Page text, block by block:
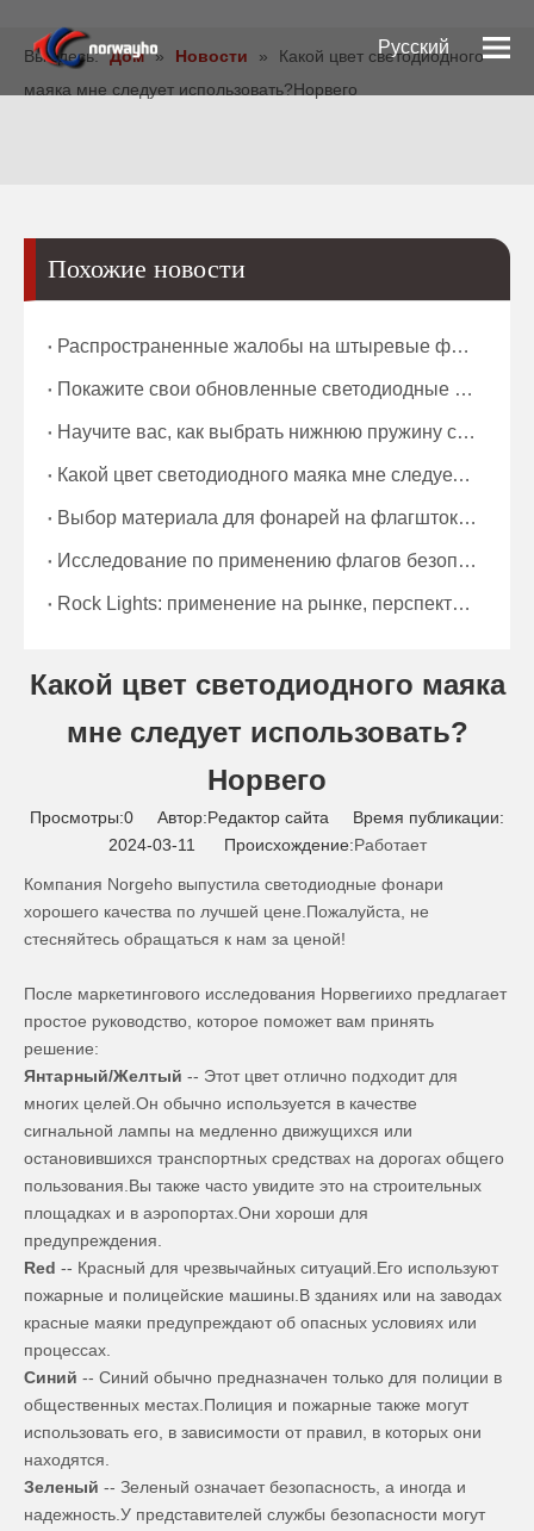
Pусский
Вы здесь: Дом » Новости »
Какой цвет светодиодного
маяка мне следует использовать?Норвего
Похожие новости
Распространенные жалобы на штыревые фонари для горнодобывающей промышленности и способы их решения на нашем заводе Введение
Покажите свои обновленные светодиодные фонари
Научите вас, как выбрать нижнюю пружину светодиодного фонаря.
Какой цвет светодиодного маяка мне следует использовать?Норвего
Выбор материала для фонарей на флагштоке и выбор светодиодного источника света
Исследование по применению флагов безопасности горных работ: обеспечение жизнеспособности горняков. Введение
Rock Lights: применение на рынке, перспективы на будущее и условия окружающей среды
Какой цвет светодиодного маяка
мне следует использовать?
Норвего
Просмотры:0 Автор:Pедактор сайта Время публикации:
2024-03-11 Происхождение:Работает
Компания Norgeho выпустила светодиодные фонари
хорошего качества по лучшей цене.Пожалуйста, не
стесняйтесь обращаться к нам за ценой!
После маркетингового исследования Норвегиихо предлагает
простое руководство, которое поможет вам принять
решение:
Янтарный/Желтый -- Этот цвет отлично подходит для
многих целей.Он обычно используется в качестве
сигнальной лампы на медленно движущихся или
остановившихся транспортных средствах на дорогах общего
пользования.Вы также часто увидите это на строительных
площадках и в аэропортах.Они хороши для
предупреждения.
Red -- Красный для чрезвычайных ситуаций.Его используют
пожарные и полицейские машины.В зданиях или на заводах
красные маяки предупреждают об опасных условиях или
процессах.
Синий -- Синий обычно предназначен только для полиции в
общественных местах.Полиция и пожарные также могут
использовать его, в зависимости от правил, в которых они
находятся.
Зеленый -- Зеленый означает безопасность, а иногда и
надежность.У представителей службы безопасности могут